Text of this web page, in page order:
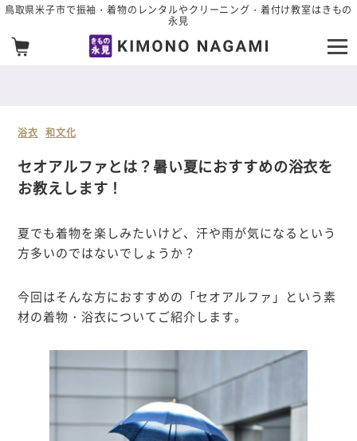
メインコンテンツへスキップ
鳥取県米子市で振袖・着物のレンタルやクリーニング・着付け教室はきもの
永見
浴衣 和文化
セオアルファとは？暑い夏におすすめの浴衣を
お教えします！
夏でも着物を楽しみたいけど、汗や雨が気になるという
方多いのではないでしょうか？
今回はそんな方におすすめの「セオアルファ」という素
材の着物・浴衣についてご紹介します。